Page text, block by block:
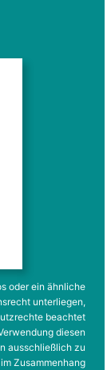
oder ein ähnliche
unterliegen,
beachtet
diesen
ausschließlich zu
Zusammenhang